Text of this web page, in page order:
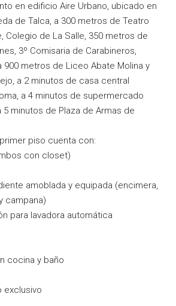
en edificio Aire Urbano, ubicado en
de Talca, a 300 metros de Teatro
Colegio de La Salle, 350 metros de
3º Comisaria de Carabineros,
900 metros de Liceo Abate Molina y
a 2 minutos de casa central
a 4 minutos de supermercado
5 minutos de Plaza de Armas de
piso cuenta con:
con closet)
amoblada y equipada (encimera,
campana)
para lavadora automática
cocina y baño
exclusivo